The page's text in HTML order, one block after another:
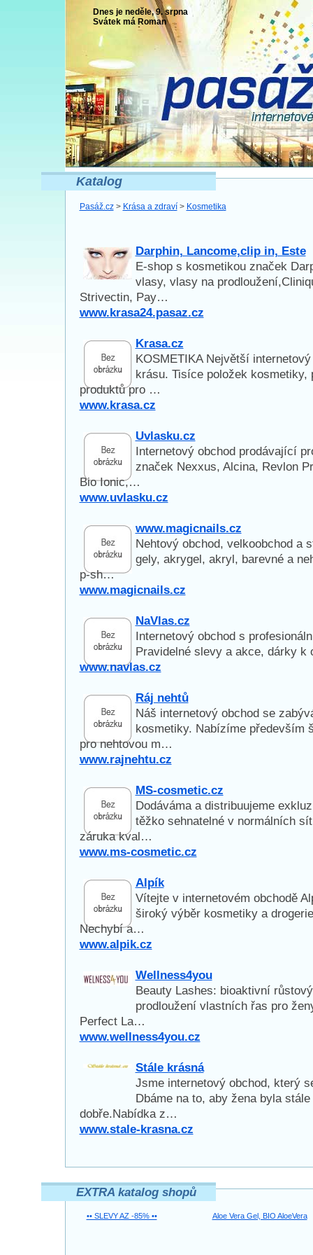
Dnes je neděle, 9. srpna
Svátek má Roman
Katalog
Pasáž.cz> Krása a zdraví> Kosmetika
Darphin, Lancome,clip in, Este
E-shop s kosmetikou značek
vlasy, vlasy na
Strivectin, Pay…
www.krasa24.pasaz.cz
Krasa.cz
KOSMETIKA Největší
krásu. Tisíce položek kosmetiky,
produktů pro …
www.krasa.cz
Uvlasku.cz
Internetový obchod prodávající
značek Nexxus, Alcina, Revlon
Bio Ionic,…
www.uvlasku.cz
www.magicnails.cz
Nehtový obchod, velkoobchod a
gely, akrygel, akryl, barevné a
p-sh…
www.magicnails.cz
NaVlas.cz
Internetový obchod s
Pravidelné slevy a akce, dárky k
www.navlas.cz
Ráj nehtů
Náš internetový obchod se
kosmetiky. Nabízíme především
pro nehtovou m…
www.rajnehtu.cz
MS-cosmetic.cz
Dodáváma a distribuujeme
těžko sehnatelné v normálních
záruka kval…
www.ms-cosmetic.cz
Alpík
Vítejte v internetovém obchodě
široký výběr kosmetiky a
Nechybí a…
www.alpik.cz
Wellness4you
Beauty Lashes: bioaktivní
prodloužení vlastních řas pro
Perfect La…
www.wellness4you.cz
Stále krásná
Jsme internetový obchod, který
Dbáme na to, aby žena byla
dobře.Nabídka z…
www.stale-krasna.cz
EXTRA katalog shopů
•• SLEVY AZ -85% •• Aloe Vera Gel, BIO AloeVera